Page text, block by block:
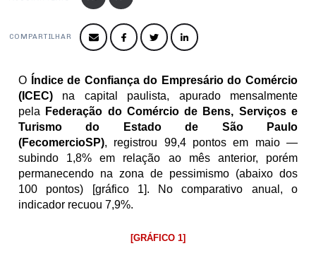
Turismo
PROJETOS ESPECIAIS:
COP30
Serviços
Cecomercio
Licitações
Prêmio de Sustentabilidade
Conselho Estadual de Defesa do Contribuinte
Conselho Superior de Direito
Conselho do Comércio Atacadista
Conselho de Serviços
Conselho de Relações Internacionais
Conselho de Sustentabilidade
COMPARTILHAR
O
Índice de Confiança do Empresário do Comércio
(ICEC) na capital paulista, apurado mensalmente
pela
Federação do Comércio de Bens, Serviços e
Turismo do Estado de São Paulo
(FecomercioSP),
registrou 99,4 pontos em maio —
subindo 1,8% em relação ao mês anterior, porém
permanecendo na zona de pessimismo (abaixo dos
100 pontos) [gráfico 1]. No comparativo anual, o
indicador recuou 7,9%.
[GRÁFICO 1]